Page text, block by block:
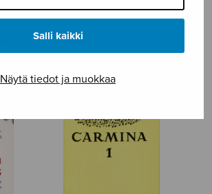
Salli kaikki
Näytä tiedot ja muokkaa
6 tankaa menotiellä